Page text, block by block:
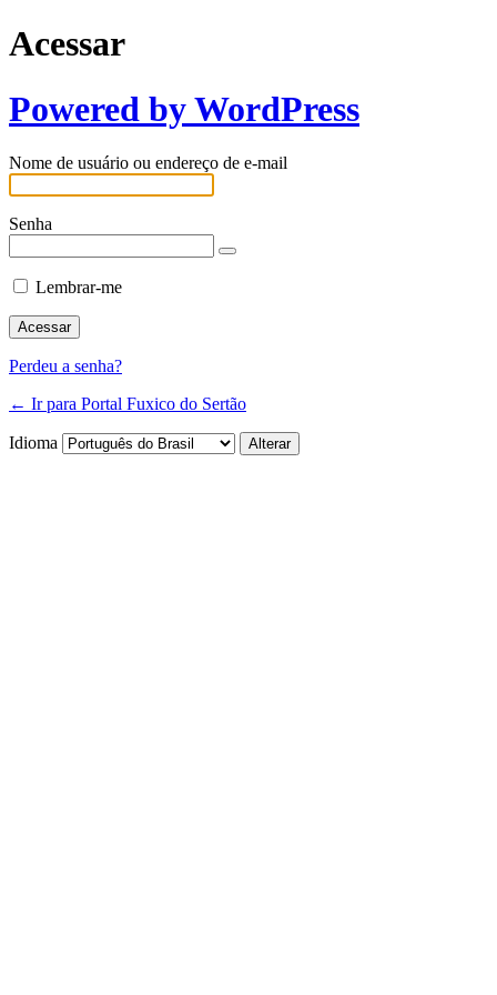
Acessar
Powered by WordPress
Nome de usuário ou endereço de e-mail
Senha
Lembrar-me
Perdeu a senha?
← Ir para Portal Fuxico do Sertão
Idioma